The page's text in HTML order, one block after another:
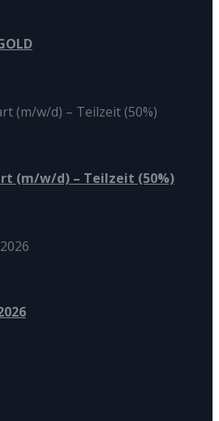
(m/w/d) – Teilzeit (50%)